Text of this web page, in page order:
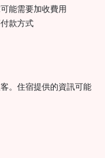
能需要加收費用
款方式
。住宿提供的資訊可能